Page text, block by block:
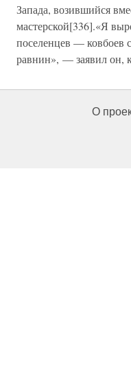
Запада, возившийся
мастерской[336].«Я
поселенцев — ковбоев
равнин», — заявил он,
О